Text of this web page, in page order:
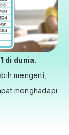
di dunia.
mengerti,
menghadapi